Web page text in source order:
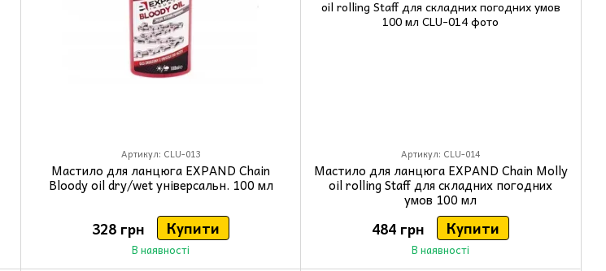
Артикул: CLU-013
Мастило для ланцюга EXPAND Chain
Bloody oil dry/wet універсальн. 100 мл
328 грн Купити
В наявності
Артикул: CLU-014
Мастило для ланцюга EXPAND Chain Molly
oil rolling Staff для складних погодних
умов 100 мл
484 грн Купити
В наявності